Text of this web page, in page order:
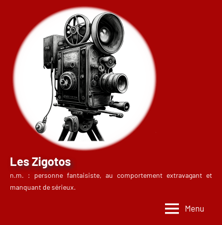
contenu
Les Zigotos
n.m. : personne fantaisiste, au comportement extravagant et
manquant de sérieux.
Menu